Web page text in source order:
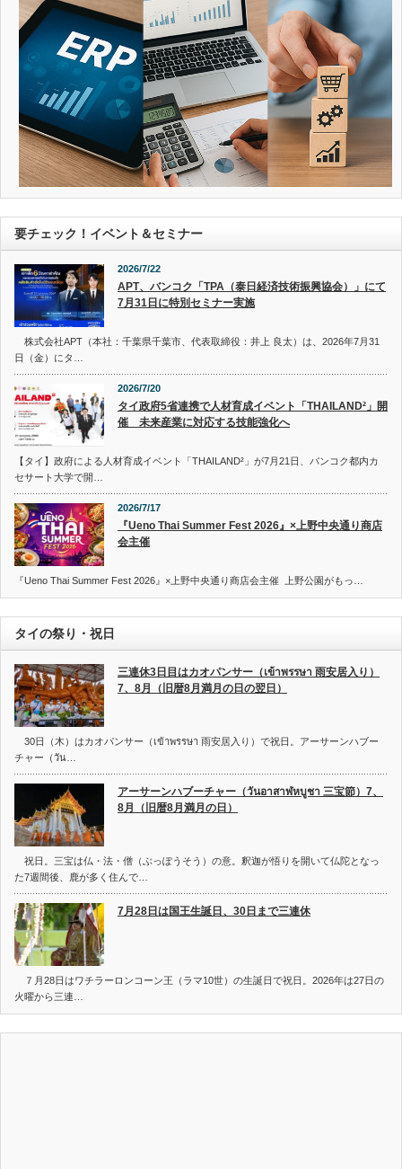
要チェック！イベント＆セミナー
2026/7/22
APT、バンコク「TPA（泰日経済技術振興協会）」にて
7月31日に特別セミナー実施
株式会社APT（本社：千葉県千葉市、代表取締役：井上 良太）は、2026年7月31
日（金）にタ…
2026/7/20
タイ政府5省連携で人材育成イベント「THAILAND²」開
催 未来産業に対応する技能強化へ
【タイ】政府による人材育成イベント「THAILAND²」が7月21日、バンコク都内カ
セサート大学で開…
2026/7/17
『Ueno Thai Summer Fest 2026』×上野中央通り商店
会主催
『Ueno Thai Summer Fest 2026』×上野中央通り商店会主催 上野公園がもっ…
タイの祭り・祝日
三連休3日目はカオパンサー（เข้าพรรษา 雨安居入り）
7、8月（旧暦8月満月の日の翌日）
30日（木）はカオパンサー（เข้าพรรษา 雨安居入り）で祝日。アーサーンハブー
チャー（วัน…
アーサーンハブーチャー（วันอาสาฬหบูชา 三宝節）7、
8月（旧暦8月満月の日）
祝日。三宝は仏・法・僧（ぶっぽうそう）の意。釈迦が悟りを開いて仏陀となっ
た7週間後、鹿が多く住んで…
7月28日は国王生誕日、30日まで三連休
７月28日はワチラーロンコーン王（ラマ10世）の生誕日で祝日。2026年は27日の
火曜から三連…